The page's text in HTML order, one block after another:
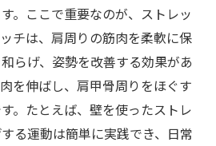
。ここで重要なのが、ストレッ
チは、肩周りの筋肉を柔軟に保
らげ、姿勢を改善する効果があ
を伸ばし、肩甲骨周りをほぐす
。たとえば、壁を使ったストレ
る運動は簡単に実践でき、日常